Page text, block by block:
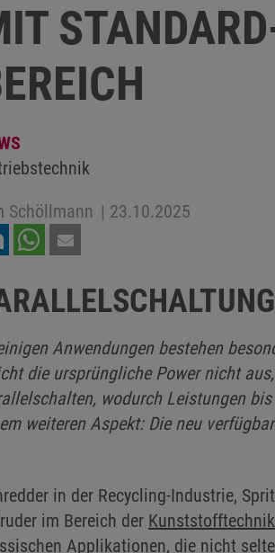
Schöllmann | 23.10.2025
Anwendungen bestehen
die ursprüngliche Power nicht
wodurch Leistungen
weiteren Aspekt: Die neu
in der Recycling-Industrie,
im Bereich der Kunststofftechnik
Applikationen, die nicht